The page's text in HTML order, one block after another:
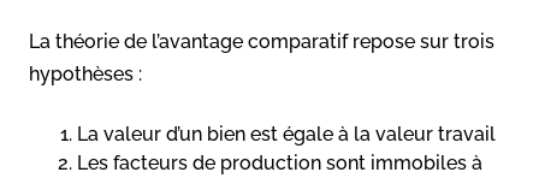
La théorie de l’avantage comparatif repose sur trois
hypothèses :
La valeur d’un bien est égale à la valeur travail
Les facteurs de production sont immobiles à